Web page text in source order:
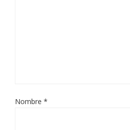
Nombre *